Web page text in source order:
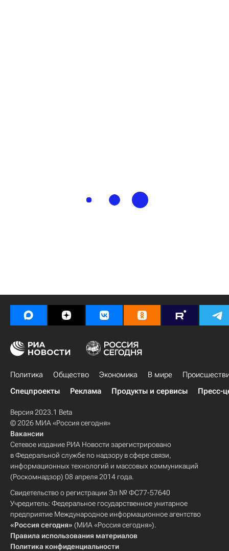
Политика Общество Экономика В мире
Спецпроекты
Реклама Продукты и сервисы Пресс-
Версия 2023.1 Beta
© 2026 МИА «Россия сегодня»
Вакансии
Сетевое издание РИА Новости зарегистрировано
в Федеральной службе по надзору в сфере связи,
информационных технологий и массовых коммуникаций
(Роскомнадзор) 08 апреля 2014 года.
Свидетельство о регистрации Эл № ФС77-57640
Учредитель: Федеральное государственное унитарное
предприятие Международное информационное агентство
«Россия сегодня» (МИА «Россия сегодня»).
Правила использования материалов
Политика конфиденциальности